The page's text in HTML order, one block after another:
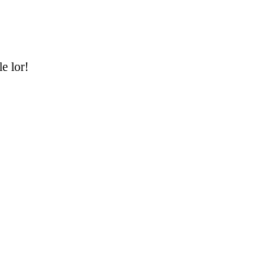
lor!